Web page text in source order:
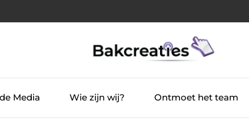
Media Wie zijn wij? Ontmoet het team